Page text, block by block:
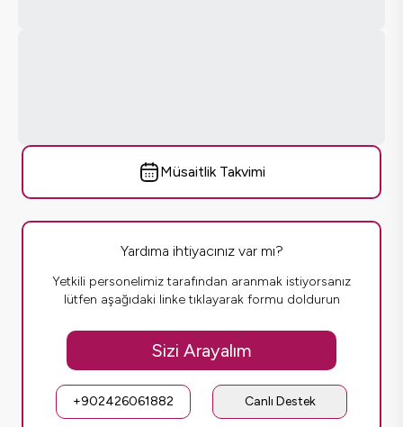
Müsaitlik Takvimi
Yardıma ihtiyacınız var mı?
Yetkili personelimiz tarafından aranmak istiyorsanız
lütfen aşağıdaki linke tıklayarak formu doldurun
Sizi Arayalım
+902426061882 Canlı Destek